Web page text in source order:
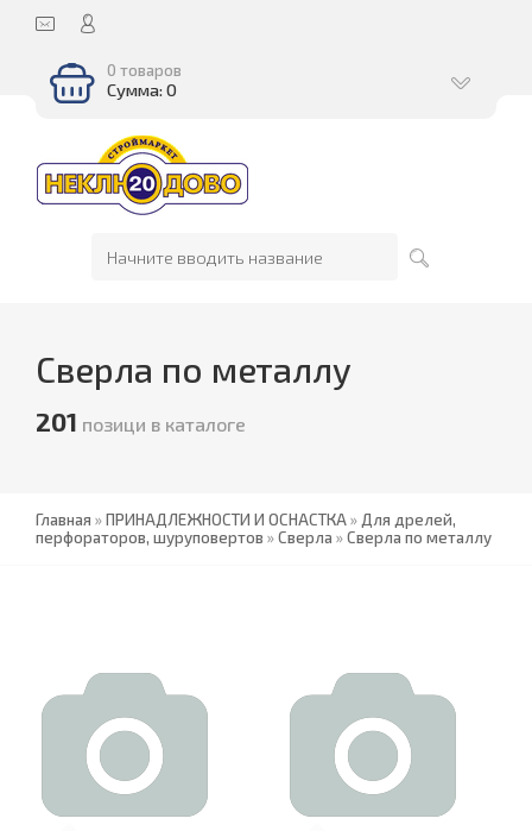
0 товаров
Сумма: 0
Сверла по металлу
201 позици в каталоге
Главная »ПРИНАДЛЕЖНОСТИ И ОСНАСТКА» Для дрелей,
перфораторов, шуруповертов »Сверла »Сверла по металлу